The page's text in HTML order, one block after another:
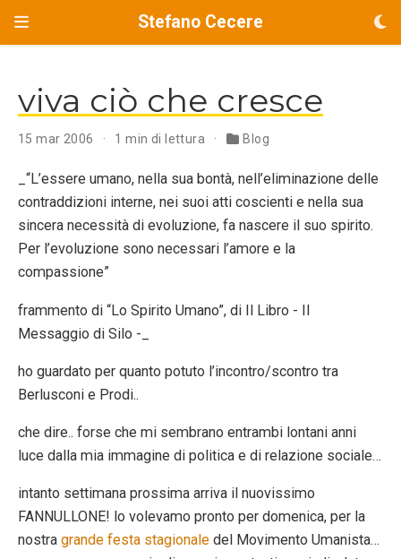
Stefano Cecere
viva ciò che cresce
15 mar 2006 1 min di lettura Blog
_“L’essere umano, nella sua bontà, nell’eliminazione delle
contraddizioni interne, nei suoi atti coscienti e nella sua
sincera necessità di evoluzione, fa nascere il suo spirito.
Per l’evoluzione sono necessari l’amore e la
compassione”
frammento di “Lo Spirito Umano”, di Il Libro - Il
Messaggio di Silo -_
ho guardato per quanto potuto l’incontro/scontro tra
Berlusconi e Prodi..
che dire.. forse che mi sembrano entrambi lontani anni
luce dalla mia immagine di politica e di relazione sociale…
intanto settimana prossima arriva il nuovissimo
FANNULLONE! lo volevamo pronto per domenica, per la
nostra grande festa stagionale del Movimento Umanista…